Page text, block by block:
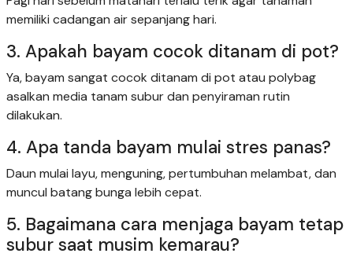
memiliki cadangan air sepanjang hari.
3. Apakah bayam cocok ditanam di pot?
Ya, bayam sangat cocok ditanam di pot atau polybag
asalkan media tanam subur dan penyiraman rutin
dilakukan.
4. Apa tanda bayam mulai stres panas?
Daun mulai layu, menguning, pertumbuhan melambat, dan
muncul batang bunga lebih cepat.
5. Bagaimana cara menjaga bayam tetap
subur saat musim kemarau?